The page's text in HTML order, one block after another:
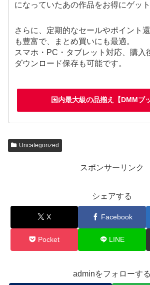
になっていたあの作品をお得にゲット
さらに、定期的なセールやポイント
も豊富で、まとめ買いにも最適。
スマホ・PC・タブレット対応、購入
ダウンロード保存も可能です。
国内最大級の品揃え【DMMブ
Uncategorized
スポンサーリンク
シェアする
X Facebook
Pocket LINE
adminをフォローする